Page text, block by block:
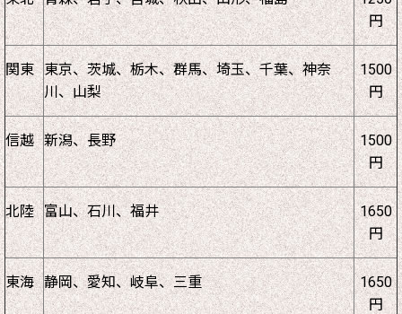
円
関東 東京、茨城、栃木、群馬、埼玉、千葉、神奈
川、山梨
1500
円
信越 新潟、長野
1500
円
北陸 富山、石川、福井
1650
円
東海 静岡、愛知、岐阜、三重
1650
円